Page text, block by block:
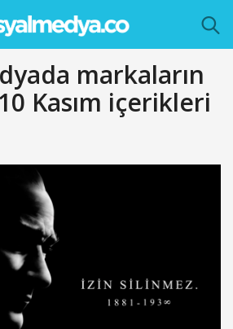
markaların
Kasım içerikleri